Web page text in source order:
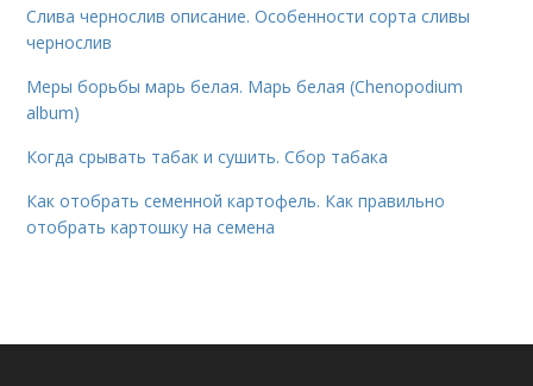
Слива чернослив описание. Особенности сорта сливы
чернослив
Меры борьбы марь белая. Марь белая (Chenopodium
album)
Когда срывать табак и сушить. Сбор табака
Как отобрать семенной картофель. Как правильно
отобрать картошку на семена